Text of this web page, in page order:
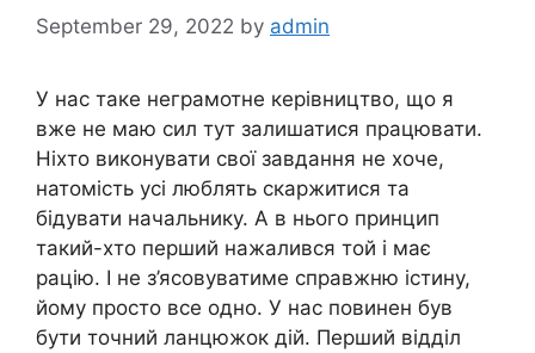
September 29, 2022 by admin
У нас таке неграмотне керівництво, що я
вже не маю сил тут залишатися працювати.
Ніхто виконувати свої завдання не хоче,
натомість усі люблять скаржитися та
бідувати начальнику. А в нього принцип
такий-хто перший нажалився той і має
рацію. І не з’ясовуватиме справжню істину,
йому просто все одно. У нас повинен був
бути точний ланцюжок дій. Перший відділ